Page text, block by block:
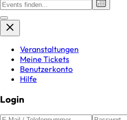
Veranstaltungen
Meine Tickets
Benutzerkonto
Hilfe
Login